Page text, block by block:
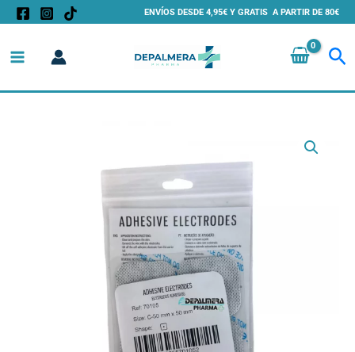
contenido
ENVÍOS DESDE 4,95€ Y GRATIS A PARTIR DE 80€